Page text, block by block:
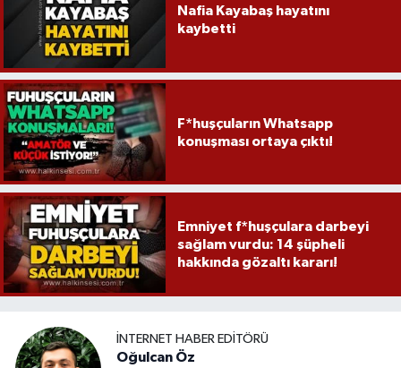
Nafia Kayabaş hayatını
kaybetti
F*huşçuların Whatsapp
konuşması ortaya çıktı!
Emniyet f*huşçulara darbeyi
sağlam vurdu: 14 şüpheli
hakkında gözaltı kararı!
İNTERNET HABER EDITÖRÜ
Oğulcan Öz